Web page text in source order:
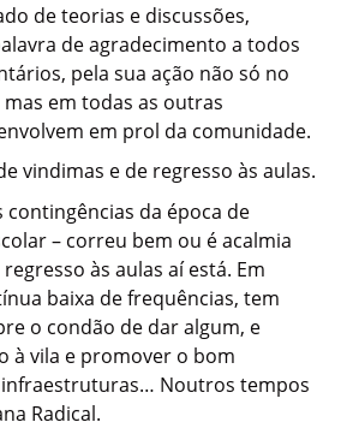
de teorias e discussões,
de agradecimento a todos
pela sua ação não só no
em todas as outras
em prol da comunidade.
vindimas e de regresso às aulas.
contingências da época de
– correu bem ou é acalmia
às aulas aí está. Em
baixa de frequências, tem
o condão de dar algum, e
à vila e promover o bom
infraestruturas… Noutros tempos
Radical.